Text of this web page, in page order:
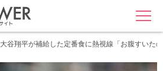
MENU
大谷翔平が補給した定番食に熱視線「お腹すい